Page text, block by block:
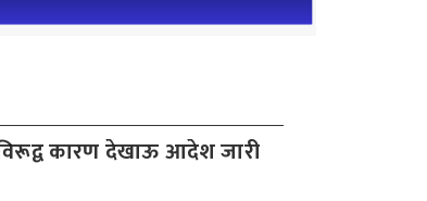
कारण देखाऊ आदेश जारी